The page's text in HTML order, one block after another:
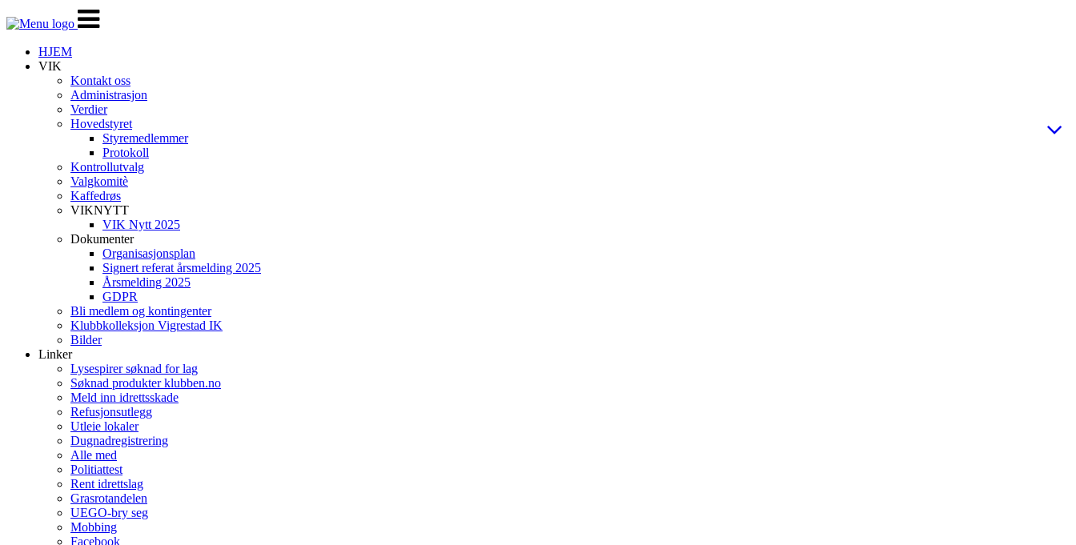
Veksle
navigasjon
HJEM
VIK
Kontakt oss
Administrasjon
Verdier
Hovedstyret
Styremedlemmer
Protokoll
Kontrollutvalg
Valgkomitè
Kaffedrøs
VIKNYTT
VIK Nytt 2025
Dokumenter
Organisasjonsplan
Signert referat årsmelding 2025
Årsmelding 2025
GDPR
Bli medlem og kontingenter
Klubbkolleksjon Vigrestad IK
Bilder
Linker
Lysespirer søknad for lag
Søknad produkter klubben.no
Meld inn idrettsskade
Refusjonsutlegg
Utleie lokaler
Dugnadregistrering
Alle med
Politiattest
Rent idrettslag
Grasrotandelen
UEGO-bry seg
Mobbing
Facebook